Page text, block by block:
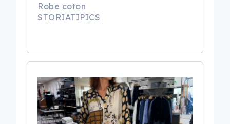
Robe coton
STORIATIPICS